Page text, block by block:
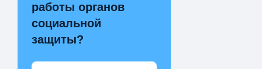
работы органов
социальной
защиты?